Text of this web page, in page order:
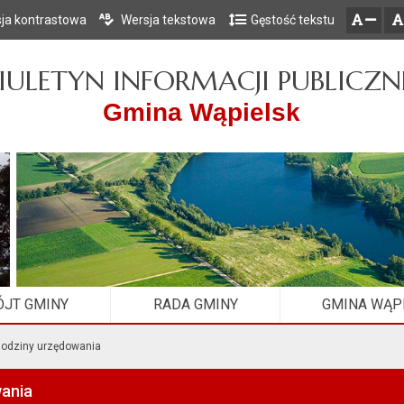
Przejdź do głównego menu
Przejdź do treści
Przejdź do mapy serwisu
kontrastowa Wersja tekstowa Gęstość tekstu
INFORMACJI
Gmina Wąpielsk
GMINY RADA GMINY GMINA
urzędowania